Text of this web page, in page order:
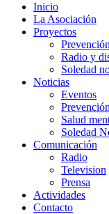
Inicio
La Asociación
Proyectos
Radio y
Soledad
Noticias
Eventos
Salud
Soledad
Comunicación
Radio
Television
Prensa
Actividades
Contacto